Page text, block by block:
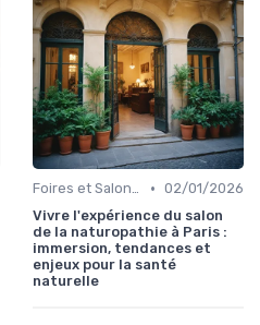
Foires et Salons Grand Public • 02/01/2026
Vivre l'expérience du salon
de la naturopathie à Paris :
immersion, tendances et
enjeux pour la santé
naturelle